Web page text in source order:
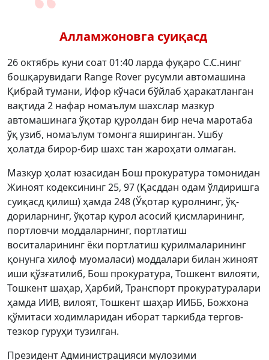
Алламжоновга суиқасд
26 октябрь куни соат 01:40 ларда фуқаро С.С.нинг
бошқарувидаги Range Rover русумли автомашина
Қибрай тумани, Ифор кўчаси бўйлаб ҳаракатланган
вақтида 2 нафар номаълум шахслар мазкур
автомашинага ўқотар қуролдан бир неча маротаба
ўқ узиб, номаълум томонга яширинган. Ушбу
ҳолатда бирор-бир шахс тан жароҳати олмаган.
Мазкур ҳолат юзасидан Бош прокуратура томонидан
Жиноят кодексининг 25, 97 (Қасддан одам ўлдиришга
суиқасд қилиш) ҳамда 248 (Ўқотар қуролнинг, ўқ-
дориларнинг, ўқотар қурол асосий қисмларининг,
портловчи моддаларнинг, портлатиш
воситаларининг ёки портлатиш қурилмаларининг
қонунга хилоф муомаласи) моддалари билан жиноят
иши қўзғатилиб, Бош прокуратура, Тошкент вилояти,
Тошкент шаҳар, Ҳарбий, Транспорт прокуратуралари
ҳамда ИИВ, вилоят, Тошкент шаҳар ИИББ, Божхона
қўмитаси ходимларидан иборат таркибда тергов-
тезкор гуруҳи тузилган.
Президент Администрацияси мулозими